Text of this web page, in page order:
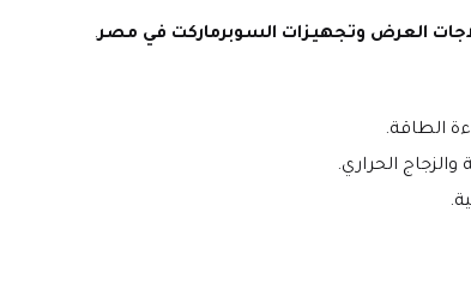
العرض وتجهيزات السوبرماركت في مصر.
الطاقة.